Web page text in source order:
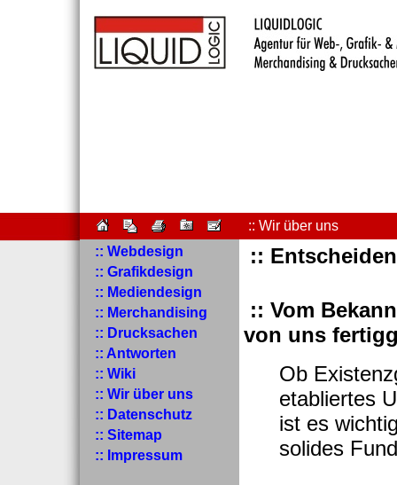
:: Wir über uns
:: Webdesign
:: Grafikdesign
:: Mediendesign
:: Merchandising
:: Drucksachen
:: Antworten
:: Wiki
:: Wir über uns
:: Datenschutz
:: Sitemap
:: Impressum
::
:: Vom
von uns
Ob
etabliertes
ist es
solides